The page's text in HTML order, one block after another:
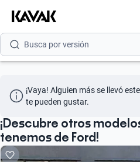
Busca por modelo
Busca por versión
Busca por marca
Busca por modelo
Busca por versión
¡Vaya! Alguien más se llevó
te pueden gustar.
¡Descubre otros
tenemos de Ford!